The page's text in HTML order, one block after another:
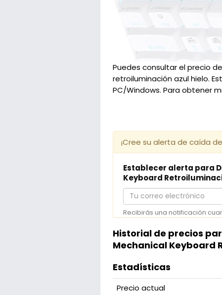
Puedes consultar el precio
retroiluminación azul hielo.
PC/Windows. Para obtener
¡Cree su alerta de caída
Establecer alerta para
Keyboard
Tu
correo
electrónico
Recibirás una notificación
Historial de precios
Mechanical Keyboard
Estadísticas
Precio actual